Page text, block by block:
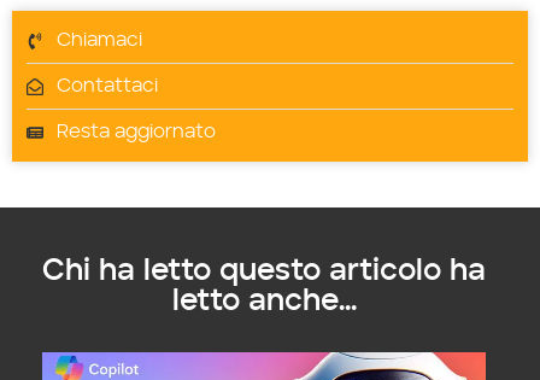
Chiamaci
Contattaci
Resta aggiornato
Chi ha letto questo articolo ha
letto anche...